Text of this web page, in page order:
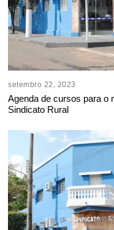
setembro 22, 2023
Agenda de cursos para o
Sindicato Rural